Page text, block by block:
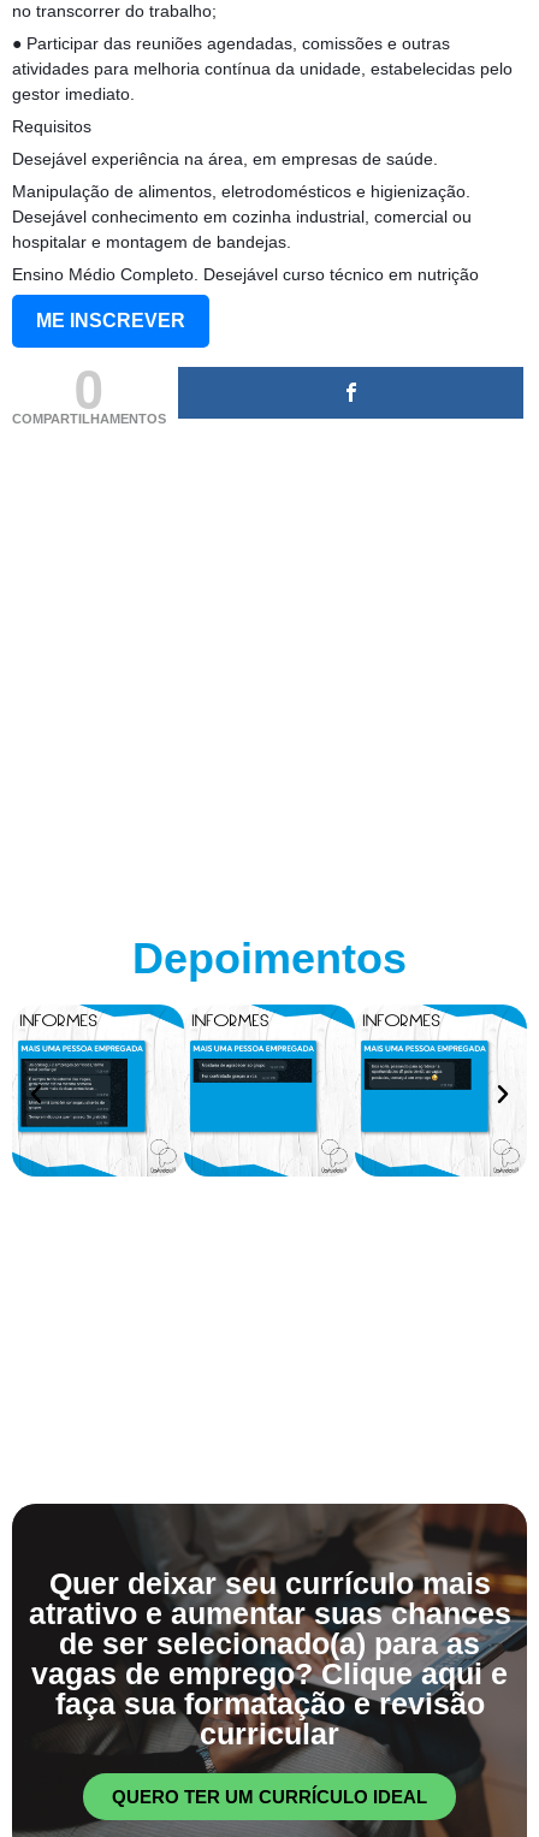
no transcorrer do trabalho;
● Participar das reuniões agendadas, comissões e outras
atividades para melhoria contínua da unidade, estabelecidas pelo
gestor imediato.
Requisitos
Desejável experiência na área, em empresas de saúde.
Manipulação de alimentos, eletrodomésticos e higienização.
Desejável conhecimento em cozinha industrial, comercial ou
hospitalar e montagem de bandejas.
Ensino Médio Completo. Desejável curso técnico em nutrição
ME INSCREVER
0
COMPARTILHAMENTOS
Depoimentos
Quer deixar seu currículo mais
atrativo e aumentar suas chances
de ser selecionado(a) para as
vagas de emprego? Clique aqui e
faça sua formatação e revisão
curricular
QUERO TER UM CURRÍCULO IDEAL